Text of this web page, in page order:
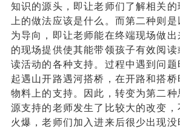
知识的源头 ， 即让老师们了解相关
上的做法应该是什么。而第二种则
为导向，即让老师能在终端现场做出
的现场提供使其能带领孩子有效阅读
读活动的各种支持。过程中遇到问题
起遇山开路遇河搭桥，在开路和搭
物料上的支持。因此，转变为第二
源支持的老师发生了比较大的改变，
火爆，老师们加入进来后很少出现